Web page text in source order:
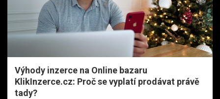
Výhody inzerce na Online bazaru
KlikInzerce.cz: Proč se vyplatí prodávat právě
tady?